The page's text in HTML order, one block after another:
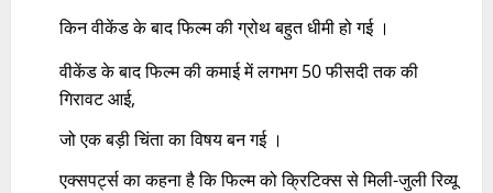
किन वीकेंड के बाद फिल्म की ग्रोथ बहुत धीमी हो गई ।
वीकेंड के बाद फिल्म की कमाई में लगभग 50 फीसदी तक की
गिरावट आई,
जो एक बड़ी चिंता का विषय बन गई ।
एक्सपर्ट्स का कहना है कि फिल्म को क्रिटिक्स से मिली-जुली रिव्यू